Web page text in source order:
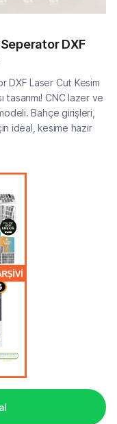
Seperator DXF
DXF Laser Cut Kesim
CNC lazer ve
Bahçe girişleri,
ideal, kesime hazır